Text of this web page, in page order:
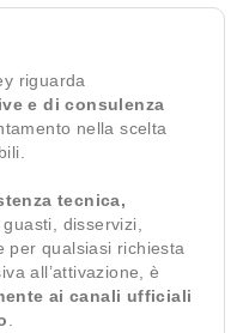
riguarda
e di consulenza
nella scelta
tecnica,
guasti, disservizi,
per qualsiasi richiesta
all’attivazione, è
ai canali ufficiali